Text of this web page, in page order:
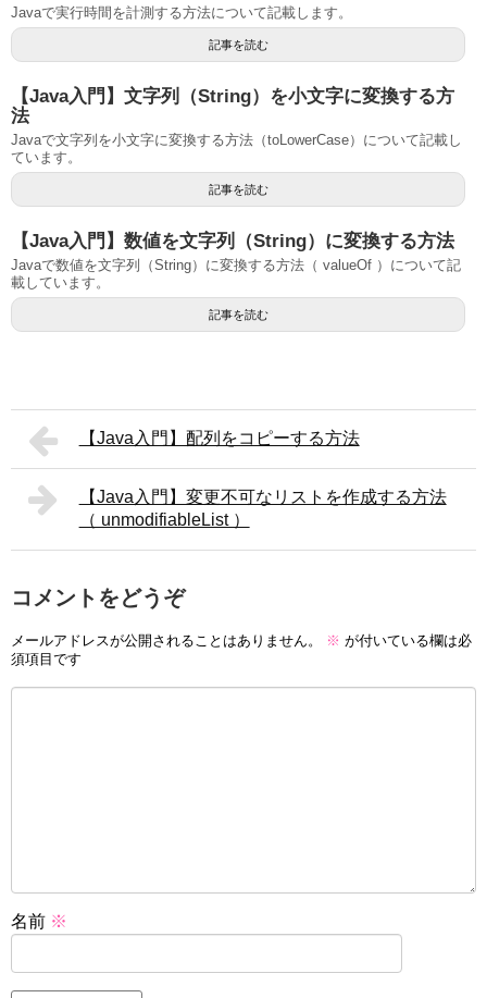
Javaで実行時間を計測する方法について記載します。
記事を読む
【Java入門】文字列（String）を小文字に変換する方
法
Javaで文字列を小文字に変換する方法（toLowerCase）について記載し
ています。
記事を読む
【Java入門】数値を文字列（String）に変換する方法
Javaで数値を文字列（String）に変換する方法（ valueOf ）について記
載しています。
記事を読む
【Java入門】配列をコピーする方法
【Java入門】変更不可なリストを作成する方法
（ unmodifiableList ）
コメントをどうぞ
メールアドレスが公開されることはありません。 ※ が付いている欄は必
須項目です
名前 ※